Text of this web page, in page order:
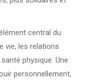
central du
vie, les relations
physique. Une
personnellement,